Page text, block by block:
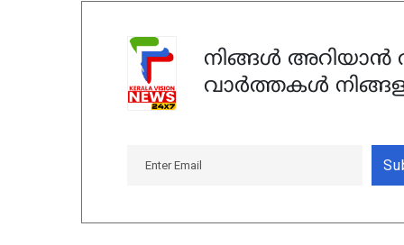
നിങ്ങൾ അറിയാൻ
വാർത്തകൾ